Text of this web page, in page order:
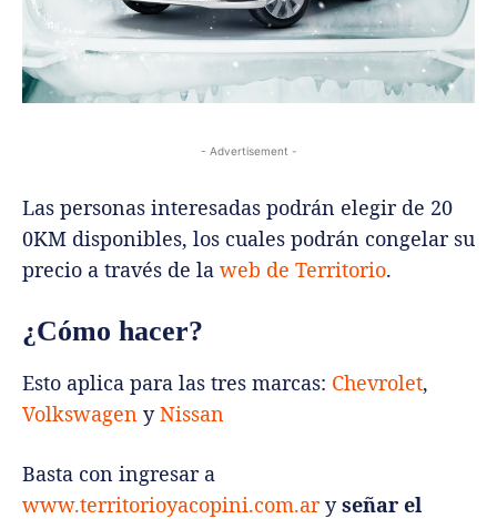
- Advertisement -
Las personas interesadas podrán elegir de 20
0KM disponibles, los cuales podrán congelar su
precio a través de la web de Territorio.
¿Cómo hacer?
Esto aplica para las tres marcas: Chevrolet,
Volkswagen yNissan
Basta con ingresar a
www.territorioyacopini.com.aryseñar el